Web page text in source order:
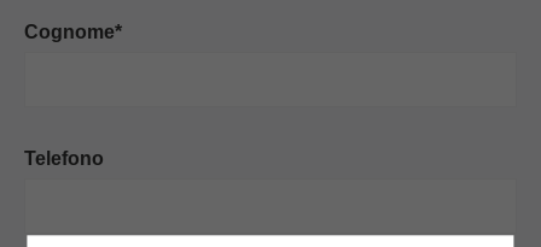
Cognome*
Telefono